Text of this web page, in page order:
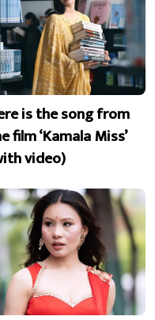
is the song from
film ‘Kamala Miss’
video)